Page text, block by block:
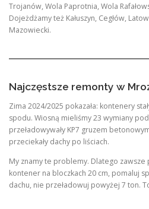
Trojanów, Wola Paprotnia, Wola
Dojeżdżamy też Kałuszyn, Cegłów,
Mazowiecki.
Najczęstsze remonty w
Zima 2024/2025 pokazała: kontenery
spodu. Wiosną mieliśmy 23 wymiany
przeładowywały KP7 gruzem
przeciekały dachy po liściach.
My znamy te problemy. Dlatego
kontener na bloczkach 20 cm, pomaluj
dachu, nie przeładowuj powyżej 7 ton.